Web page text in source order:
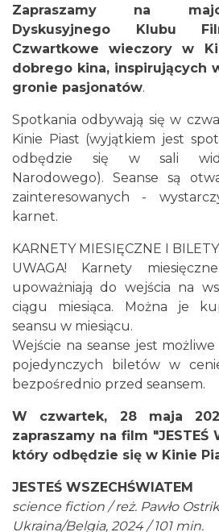
Cieszyn
0.07 km
Cieszyn
0.07 km
Cieszyn
0.07 km
Zapraszamy na
Dyskusyjnego Klubu
Czwartkowe wieczory w
dobrego kina, inspirujących
gronie pasjonatów.
Spotkania odbywają się w
Kinie Piast (wyjątkiem jest
odbędzie się w sali
Narodowego). Seanse są
zainteresowanych -
karnet.
KARNETY MIESIĘCZNE I BILETY:
UWAGA! Karnety
upoważniają do wejścia na
ciągu miesiąca. Można je
seansu w miesiącu.
Wejście na seanse jest
pojedynczych biletów w
bezpośrednio przed seansem.
W czwartek, 28 maja
zapraszamy na film "JESTEŚ
który odbędzie się w Kinie
JESTEŚ WSZECHŚWIATEM
science fiction / reż. Pawło
Ukraina/Belgia, 2024 / 101 min.